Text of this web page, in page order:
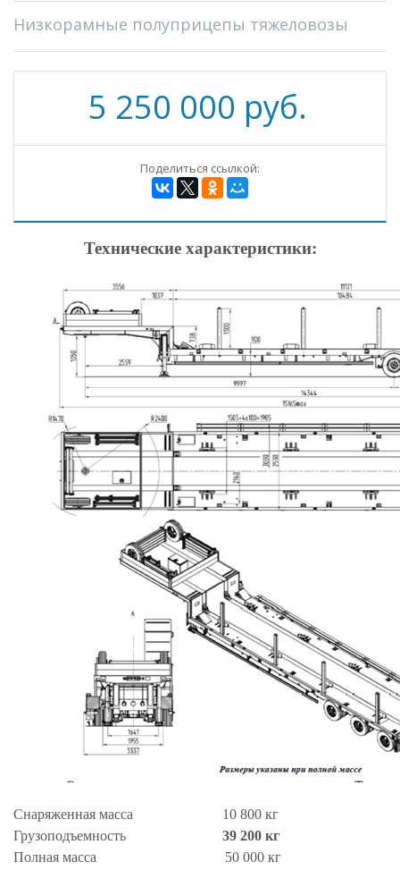
Низкорамные полуприцепы тяжеловозы
5 250 000 руб.
Поделиться ссылкой:
Технические характеристики:
Снаряженная масса 10 800 кг
Грузоподъемность 39 200 кг
Полная масса 50 000 кг